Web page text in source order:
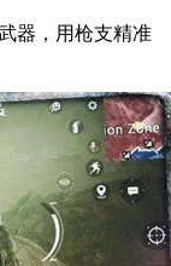
器，用枪支精准